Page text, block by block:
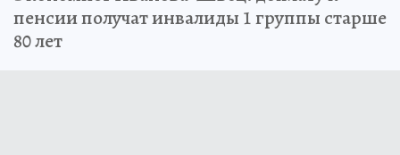
пенсии получат инвалиды 1 группы старше
80 лет